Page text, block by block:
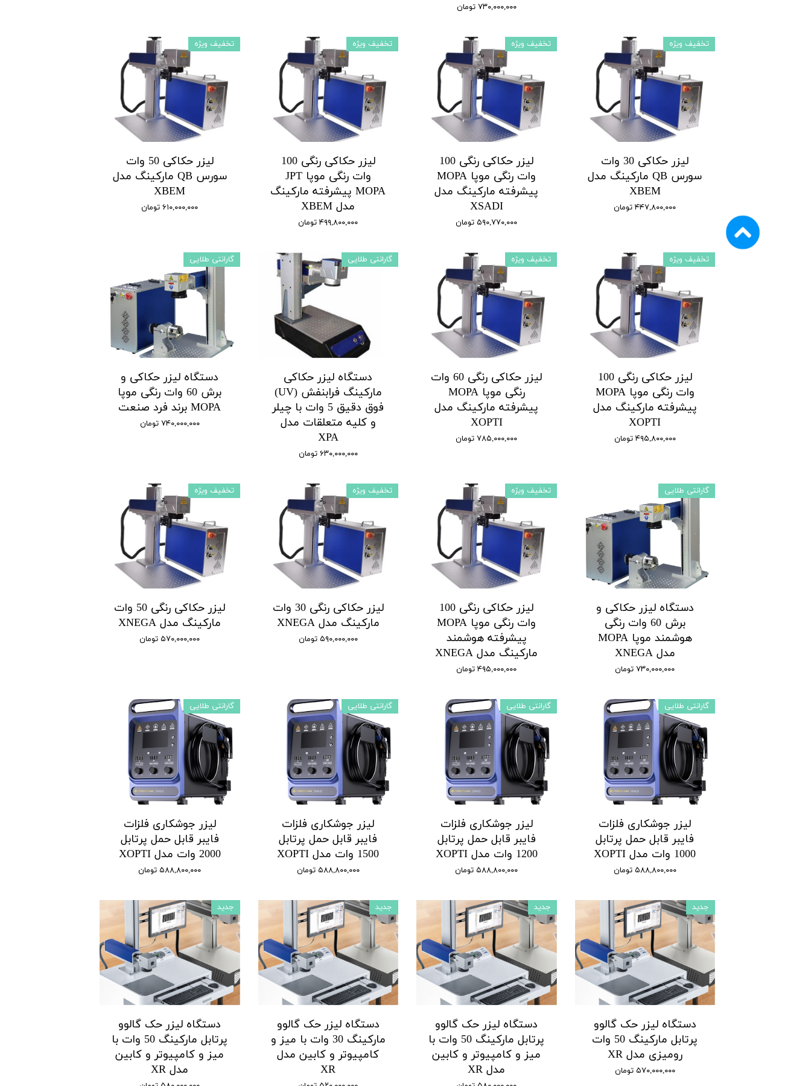
۷۳۰,۰۰۰,۰۰۰ تومان
لیزر حکاکی 30 وات
سورس QB مارکینگ مدل
XBEM
۴۴۷,۸۰۰,۰۰۰ تومان
تخفیف ویژه
لیزر حکاکی رنگی 100
وات رنگی موپا MOPA
پیشرفته مارکینگ مدل
XSADI
۵۹۰,۷۷۰,۰۰۰ تومان
تخفیف ویژه
لیزر حکاکی رنگی 100
وات رنگی موپا JPT
MOPA پیشرفته مارکینگ
مدل XBEM
۴۹۹,۸۰۰,۰۰۰ تومان
تخفیف ویژه
لیزر حکاکی 50 وات
سورس QB مارکینگ مدل
XBEM
۶۱۰,۰۰۰,۰۰۰ تومان
تخفیف ویژه
لیزر حکاکی رنگی 100
وات رنگی موپا MOPA
پیشرفته مارکینگ مدل
XOPTI
۴۹۵,۸۰۰,۰۰۰ تومان
تخفیف ویژه
لیزر حکاکی رنگی 60 وات
رنگی موپا MOPA
پیشرفته مارکینگ مدل
XOPTI
۷۸۵,۰۰۰,۰۰۰ تومان
تخفیف ویژه
دستگاه لیزر حکاکی
مارکینگ فرابنفش (UV)
فوق دقیق 5 وات با چیلر
و کلیه متعلقات مدل
XPA
۶۳۰,۰۰۰,۰۰۰ تومان
گارانتی طلایی
دستگاه لیزر حکاکی و
برش 60 وات رنگی موپا
MOPA برند فرد صنعت
۷۴۰,۰۰۰,۰۰۰ تومان
گارانتی طلایی
دستگاه لیزر حکاکی و
برش 60 وات رنگی
هوشمند موپا MOPA
مدل XNEGA
۷۳۰,۰۰۰,۰۰۰ تومان
گارانتی طلایی
لیزر حکاکی رنگی 100
وات رنگی موپا MOPA
پیشرفته هوشمند
مارکینگ مدل XNEGA
۴۹۵,۰۰۰,۰۰۰ تومان
تخفیف ویژه
لیزر حکاکی رنگی 30 وات
مارکینگ مدل XNEGA
۵۹۰,۰۰۰,۰۰۰ تومان
تخفیف ویژه
لیزر حکاکی رنگی 50 وات
مارکینگ مدل XNEGA
۵۷۰,۰۰۰,۰۰۰ تومان
تخفیف ویژه
لیزر جوشکاری فلزات
فایبر قابل حمل پرتابل
1000 وات مدل XOPTI
۵۸۸,۸۰۰,۰۰۰ تومان
گارانتی طلایی
لیزر جوشکاری فلزات
فایبر قابل حمل پرتابل
1200 وات مدل XOPTI
۵۸۸,۸۰۰,۰۰۰ تومان
گارانتی طلایی
لیزر جوشکاری فلزات
فایبر قابل حمل پرتابل
1500 وات مدل XOPTI
۵۸۸,۸۰۰,۰۰۰ تومان
گارانتی طلایی
لیزر جوشکاری فلزات
فایبر قابل حمل پرتابل
2000 وات مدل XOPTI
۵۸۸,۸۰۰,۰۰۰ تومان
گارانتی طلایی
دستگاه لیزر حک گالوو
پرتابل مارکینگ 50 وات
رومیزی مدل XR
۵۷۰,۰۰۰,۰۰۰ تومان
جدید
دستگاه لیزر حک گالوو
پرتابل مارکینگ 50 وات با
میز و کامپیوتر و کابین
مدل XR
جدید
دستگاه لیزر حک گالوو
مارکینگ 30 وات با میز و
کامپیوتر و کابین مدل
XR
جدید
دستگاه لیزر حک گالوو
پرتابل مارکینگ 50 وات با
میز و کامپیوتر و کابین
مدل XR
جدید